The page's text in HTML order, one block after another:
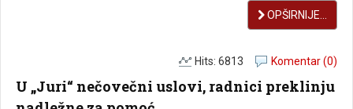
OPŠIRNIJE...
Komentar (0)
Hits: 6813
U „Juri“ nečovečni uslovi, radnici preklinju